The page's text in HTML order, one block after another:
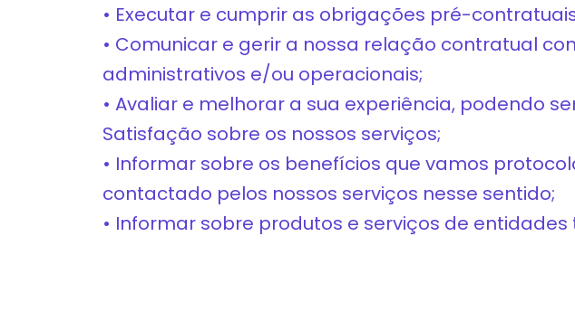
• Executar e cumprir as obrigações pré-
• Comunicar e gerir a nossa relação contratual
administrativos e/ou operacionais;
• Avaliar e melhorar a sua experiência, podendo
Satisfação sobre os nossos serviços;
• Informar sobre os benefícios que vamos
contactado pelos nossos serviços nesse sentido;
• Informar sobre produtos e serviços de